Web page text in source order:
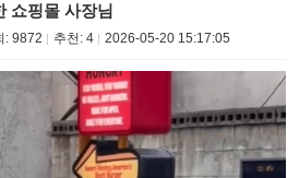
쇼핑몰 사장님
: 9872 추천: 4 2026-05-20 15:17:05